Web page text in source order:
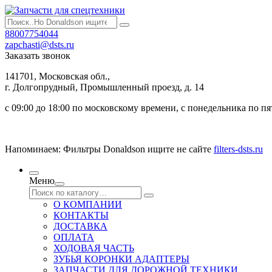
88007754044
zapchasti@dsts.ru
Заказать звонок
141701, Московская обл.,
г. Долгопрудный, Промышленный проезд, д. 14
с 09:00 до 18:00 по московскому времени, с понедельника по
Напоминаем: Фильтры Donaldson ищите не сайте filters-dsts.ru
Меню
О КОМПАНИИ
КОНТАКТЫ
ДОСТАВКА
ОПЛАТА
ХОДОВАЯ ЧАСТЬ
ЗУБЬЯ КОРОНКИ АДАПТЕРЫ
ЗАПЧАСТИ ДЛЯ ДОРОЖНОЙ ТЕХНИКИ